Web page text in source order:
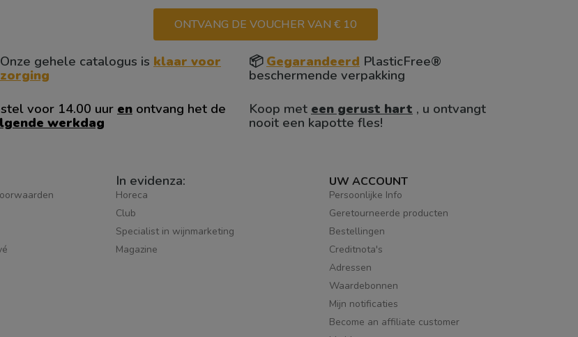
ONTVANG DE VOUCHER VAN € 10
gehele catalogus is klaar voor
voor 14.00 uur en ontvang het de
werkdag
📦 Gegarandeerd PlasticFree®
beschermende verpakking
Koop met een gerust hart , u ontvangt
nooit een kapotte fles!
In evidenza:
Horeca
Club
Specialist in wijnmarketing
Magazine
UW ACCOUNT
Persoonlijke Info
Geretourneerde producten
Bestellingen
Creditnota's
Adressen
Waardebonnen
Mijn notificaties
Become an affiliate customer